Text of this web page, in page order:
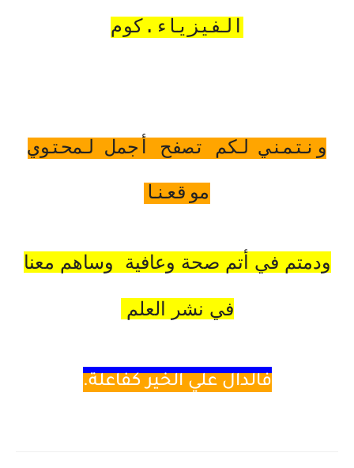
الفيزياء.كوم
ونتمني لكم تصفح أجمل لمحتوي
موقعنا
ودمتم في أتم صحة وعافية وساهم معنا
في نشر العلم
فالدالعلي الخير كفاعلة.